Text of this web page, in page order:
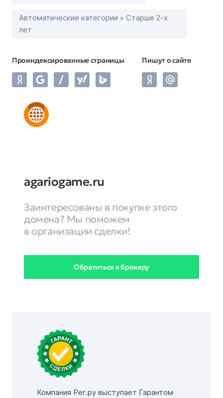
Автоматические категории » Старше 2-х
лет
Проиндексированные страницы Пишут о сайте
agariogame.ru
Заинтересованы в покупке этого
домена? Мы поможем
в организации сделки!
Обратиться к брокеру
Компания Рег.ру выступает Гарантом